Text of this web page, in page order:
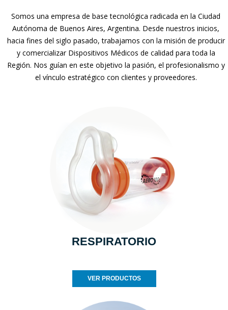
Somos una empresa de base tecnológica radicada en la Ciudad
Autónoma de Buenos Aires, Argentina. Desde nuestros inicios,
hacia fines del siglo pasado, trabajamos con la misión de producir
y comercializar Dispositivos Médicos de calidad para toda la
Región. Nos guían en este objetivo la pasión, el profesionalismo y
el vínculo estratégico con clientes y proveedores.
RESPIRATORIO
VER PRODUCTOS